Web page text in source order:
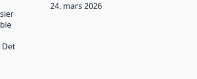
24. mars 2026